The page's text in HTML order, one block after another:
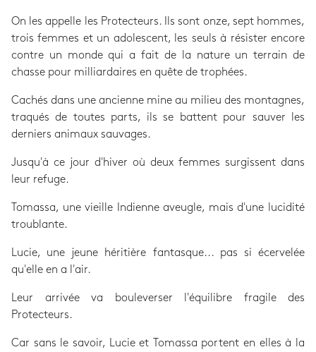
On les appelle les Protecteurs. Ils sont onze, sept hommes,
trois femmes et un adolescent, les seuls à résister encore
contre un monde qui a fait de la nature un terrain de
chasse pour milliardaires en quête de trophées.
Cachés dans une ancienne mine au milieu des montagnes,
traqués de toutes parts, ils se battent pour sauver les
derniers animaux sauvages.
Jusqu'à ce jour d'hiver où deux femmes surgissent dans
leur refuge.
Tomassa, une vieille Indienne aveugle, mais d'une lucidité
troublante.
Lucie, une jeune héritière fantasque... pas si écervelée
qu'elle en a l'air.
Leur arrivée va bouleverser l'équilibre fragile des
Protecteurs.
Car sans le savoir, Lucie et Tomassa portent en elles à la